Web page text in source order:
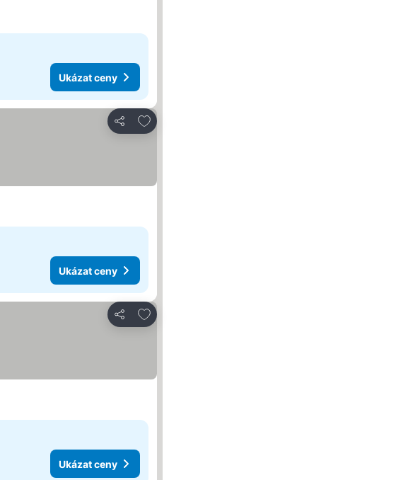
Ukázat ceny
Sdílet
Přidat na seznam oblíbených hotelů
Ukázat ceny
Sdílet
Přidat na seznam oblíbených hotelů
Ukázat ceny